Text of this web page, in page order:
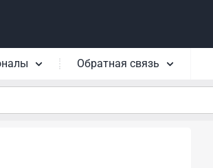
Обратная связь